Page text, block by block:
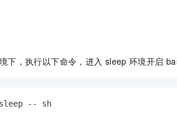
下，执行以下命令，进入 sleep 环境开启
-- sh
自动承接线索